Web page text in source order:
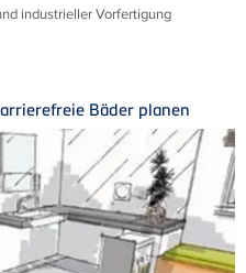
industrieller Vorfertigung
Bäder planen